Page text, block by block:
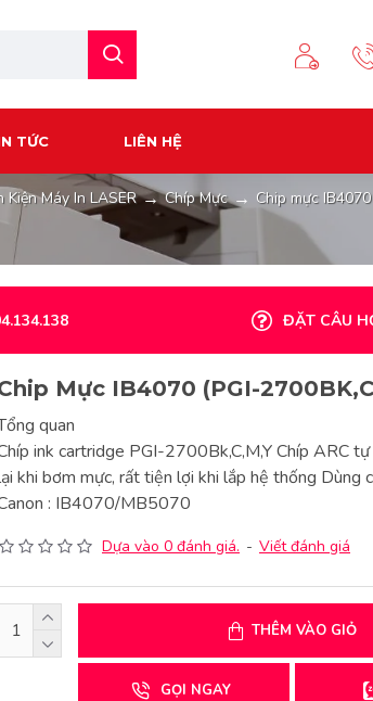
TỨC LIÊN HỆ
Kiện Máy In LASER Chíp Mực Chip mực
ĐẶT CÂU
Mực IB4070 (PGI-
quan
ink cartridge PGI-2700Bk,C,M,Y Chíp ARC
khi bơm mực, rất tiện lợi khi lắp hệ thống Dùng
: IB4070/MB5070
Dựa vào 0 đánh giá. - Viết đánh giá
THÊM VÀO GIỎ
GỌI NGAY